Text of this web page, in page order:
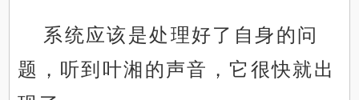
系统应该是处理好了自身的问
题，听到叶湘的声音，它很快就出